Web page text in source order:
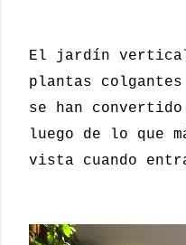
El jardín
plantas
se han convertido
luego de lo que
vista cuando